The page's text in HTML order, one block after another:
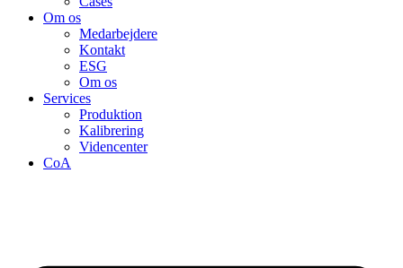
Om os
Medarbejdere
Kontakt
ESG
Om os
Services
Produktion
Kalibrering
Videncenter
CoA